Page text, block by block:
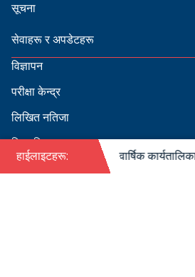
सूचना
सेवाहरू र अपडेटहरू
विज्ञापन
परीक्षा केन्द्र
लिखित नतिजा
सिफारिस
हाईलाइटहरू:
०८४ को पदपूर्ति सम्बन्धी वार्षिक कार्यतालिका